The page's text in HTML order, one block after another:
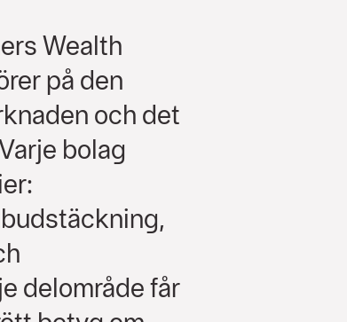
Wealth
på den
och det
bolag
delområde får